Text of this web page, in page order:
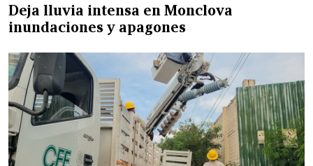
Deja lluvia intensa en Monclova
inundaciones y apagones